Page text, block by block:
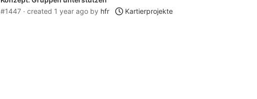
#1447 · created 1 year ago by hfr Kartierprojekte